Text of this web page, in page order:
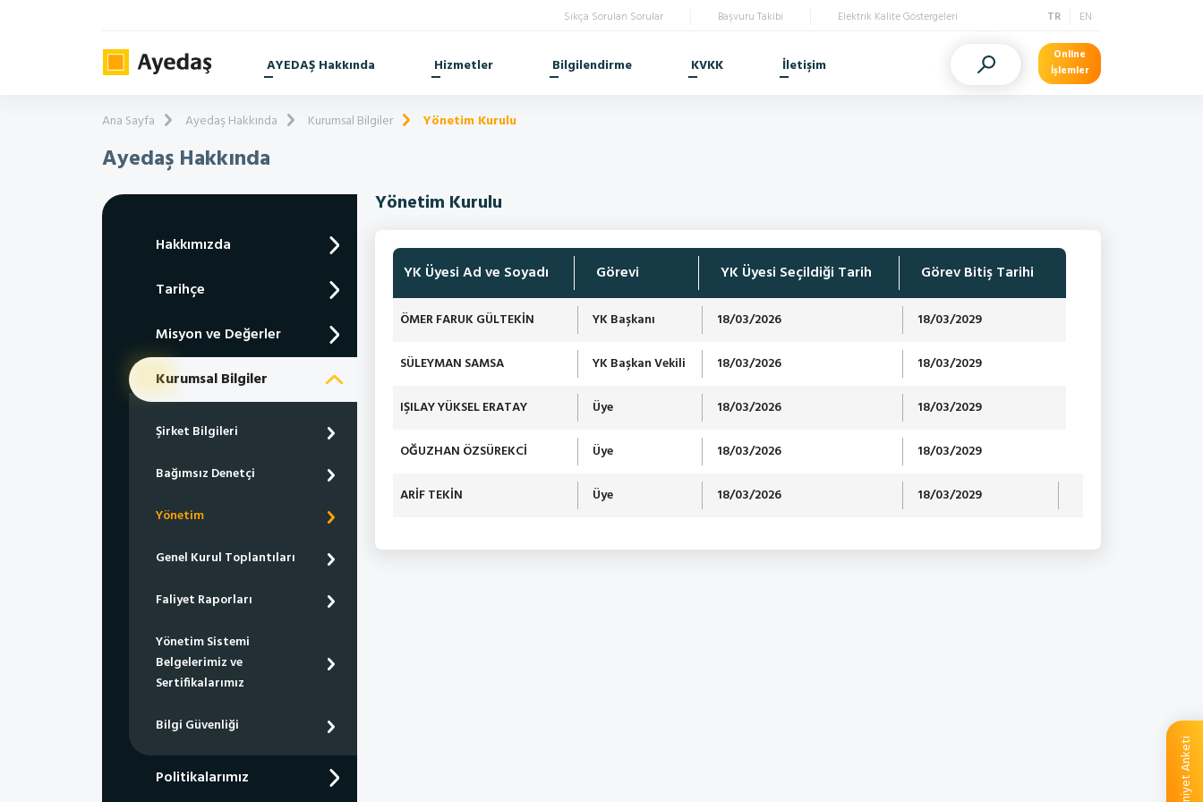
Sıkça Sorulan Sorular Başvuru Takibi Elektrik Kalite Göstergeleri TR EN
AYEDAŞ Hakkında Hizmetler Bilgilendirme KVKK İletişim
Online
İşlemler
Ana Sayfa Ayedaş Hakkında Kurumsal Bilgiler Yönetim Kurulu
Ayedaş Hakkında
Hakkımızda
Tarihçe
Misyon ve Değerler
Kurumsal Bilgiler
Şirket Bilgileri
Bağımsız Denetçi
Yönetim
Genel Kurul Toplantıları
Faliyet Raporları
Yönetim Sistemi
Belgelerimiz ve
Sertifikalarımız
Bilgi Güvenliği
Politikalarımız
Yönetim Kurulu
YK Üyesi Ad ve Soyadı Görevi YK Üyesi Seçildiği Tarih Görev Bitiş Tarihi
ÖMER FARUK GÜLTEKİN YK Başkanı 18/03/2026 18/03/2029
SÜLEYMAN SAMSA YK Başkan Vekili 18/03/2026 18/03/2029
IŞILAY YÜKSEL ERATAY Üye 18/03/2026 18/03/2029
OĞUZHAN ÖZSÜREKCİ Üye 18/03/2026 18/03/2029
ARİF TEKİN Üye 18/03/2026 18/03/2029